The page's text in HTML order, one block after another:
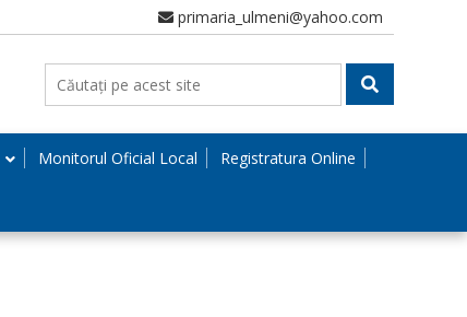
primaria_ulmeni@yahoo.com
Monitorul Oficial Local Registratura Online